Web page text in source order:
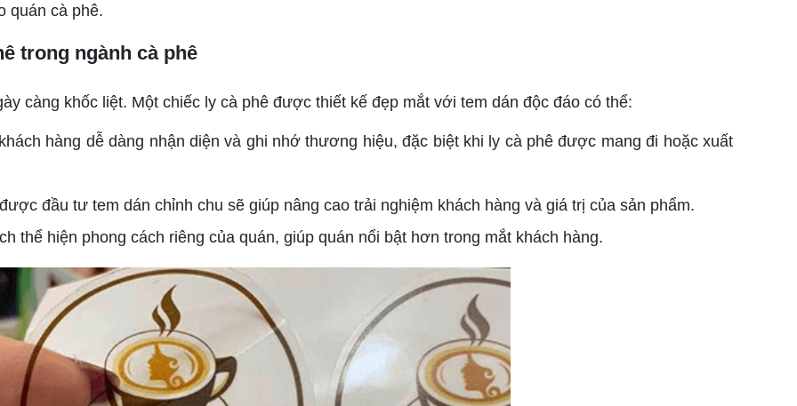
quán cà phê.
trong ngành cà phê
càng khốc liệt. Một chiếc ly cà phê được thiết kế đẹp mắt với tem dán độc đáo có thể:
hàng dễ dàng nhận diện và ghi nhớ thương hiệu, đặc biệt khi ly cà phê được mang đi hoặc xuất
đầu tư tem dán chỉnh chu sẽ giúp nâng cao trải nghiệm khách hàng và giá trị của sản phẩm.
thể hiện phong cách riêng của quán, giúp quán nổi bật hơn trong mắt khách hàng.